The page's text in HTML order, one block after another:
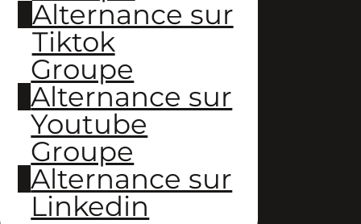
Alternance sur
Tiktok
Groupe
Alternance sur
Youtube
Groupe
Alternance sur
Linkedin